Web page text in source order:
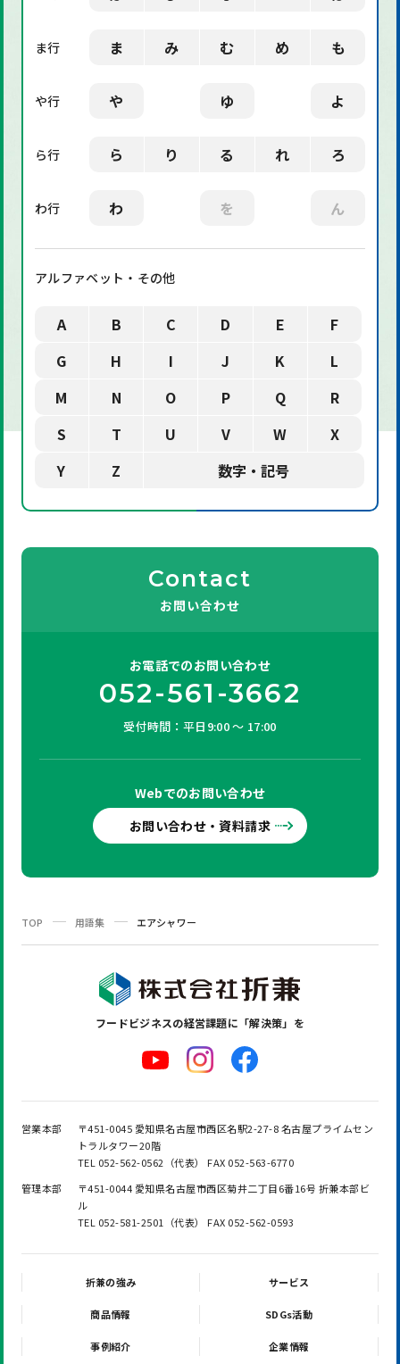
ま行 ま み む め も
や行 や ゆ よ
ら行 ら り る れ ろ
わ行 わ を ん
アルファベット・その他
A B C D E
F
G
H I J K
L
M
N O P Q
R
S
T U V W
X
Y
Z 数字・記号
Contact
お問い合わせ
お電話でのお問い合わせ
052-561-3662
受付時間：平日9:00 ～ 17:00
Webでのお問い合わせ
お問い合わせ・資料請求
TOP 用語集 エアシャワー
フードビジネスの経営課題に「解決策」を
営業本部
〒451-0045 愛知県名古屋市西区名駅2-27-8 名古屋プライムセン
トラルタワー20階
TEL 052-562-0562（代表） FAX 052-563-6770
管理本部
〒451-0044 愛知県名古屋市西区菊井二丁目6番16号 折兼本部ビ
ル
TEL 052-581-2501（代表） FAX 052-562-0593
折兼の強み サービス
商品情報 SDGs活動
事例紹介 企業情報